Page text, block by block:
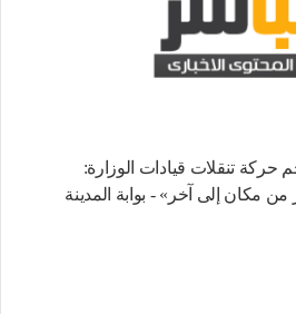
تنقلات قيادات الوزارة:
مكان إلى آخر» - بوابة المدينة